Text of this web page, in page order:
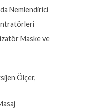
Nemlendirici
Maske ve
Ölçer,